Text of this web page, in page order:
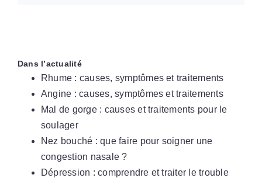
Dans l’actualité
Rhume : causes, symptômes et traitements
Angine : causes, symptômes et traitements
Mal de gorge : causes et traitements pour le
soulager
Nez bouché : que faire pour soigner une
congestion nasale ?
Dépression : comprendre et traiter le trouble